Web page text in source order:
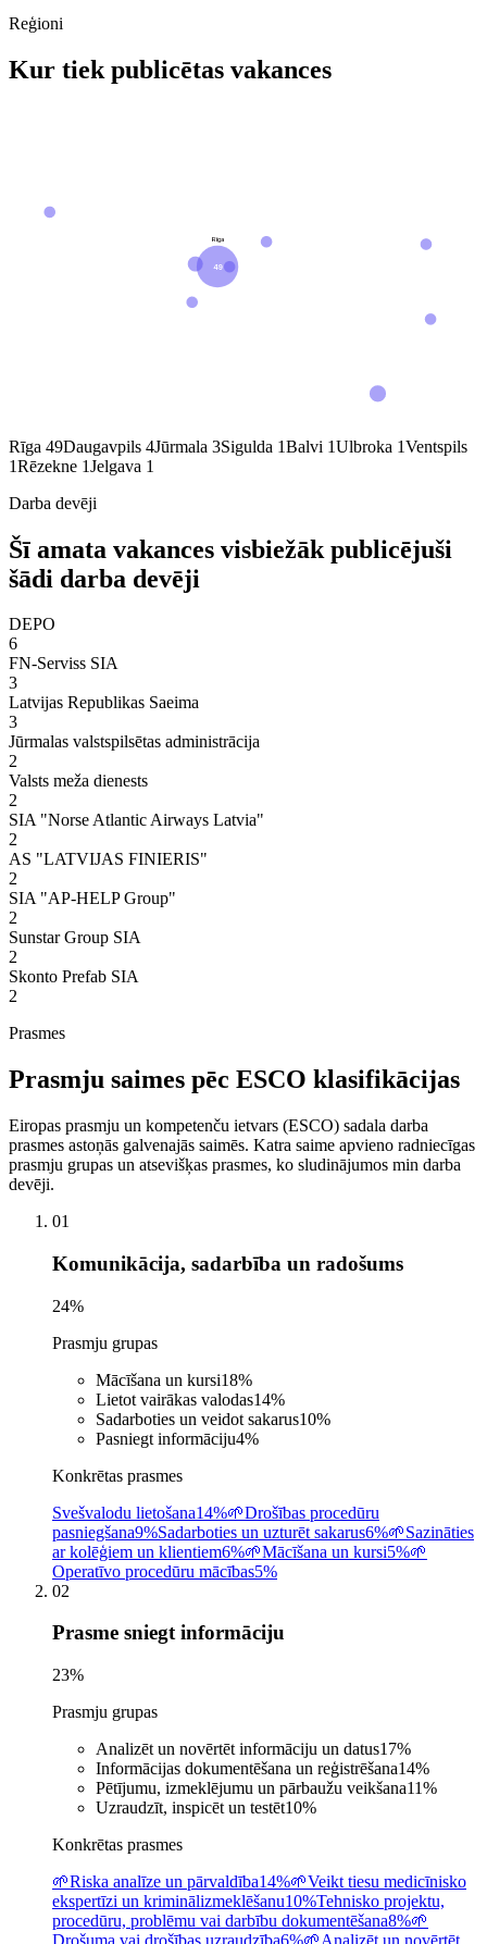
Reģioni
Kur tiek publicētas vakances
49
Rīga
Rīga 49Daugavpils 4Jūrmala 3Sigulda 1Balvi 1Ulbroka 1Ventspils
1Rēzekne 1Jelgava 1
Darba devēji
Šī amata vakances visbiežāk publicējuši
šādi darba devēji
DEPO
6
FN-Serviss SIA
3
Latvijas Republikas Saeima
3
Jūrmalas valstspilsētas administrācija
2
Valsts meža dienests
2
SIA "Norse Atlantic Airways Latvia"
2
AS "LATVIJAS FINIERIS"
2
SIA "AP-HELP Group"
2
Sunstar Group SIA
2
Skonto Prefab SIA
2
Prasmes
Prasmju saimes pēc ESCO klasifikācijas
Eiropas prasmju un kompetenču ietvars (ESCO) sadala darba
prasmes astoņās galvenajās saimēs. Katra saime apvieno radniecīgas
prasmju grupas un atsevišķas prasmes, ko sludinājumos min darba
devēji.
01
Komunikācija, sadarbība un radošums
24%
Prasmju grupas
Mācīšana un kursi18%
Lietot vairākas valodas14%
Sadarboties un veidot sakarus10%
Pasniegt informāciju4%
Konkrētas prasmes
Svešvalodu lietošana14%🌱Drošības procedūru
pasniegšana9%Sadarboties un uzturēt sakarus6%🌱Sazināties
ar kolēģiem un klientiem6%🌱Mācīšana un kursi5%🌱
Operatīvo procedūru mācības5%
02
Prasme sniegt informāciju
23%
Prasmju grupas
Analizēt un novērtēt informāciju un datus17%
Informācijas dokumentēšana un reģistrēšana14%
Pētījumu, izmeklējumu un pārbaužu veikšana11%
Uzraudzīt, inspicēt un testēt10%
Konkrētas prasmes
🌱Riska analīze un pārvaldība14%🌱Veikt tiesu medicīnisko
ekspertīzi un kriminālizmeklēšanu10%Tehnisko projektu,
procedūru, problēmu vai darbību dokumentēšana8%🌱